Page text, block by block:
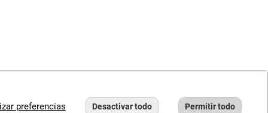
preferencias Desactivar todo Permitir todo